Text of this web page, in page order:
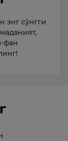
энг сўнгги
фан